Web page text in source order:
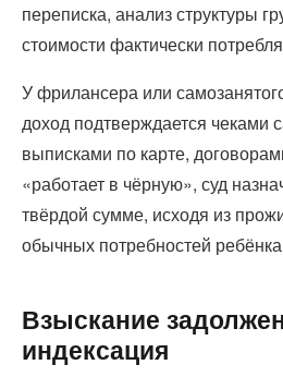
переписка, анализ структуры
стоимости фактически
У фрилансера или
доход подтверждается чеками
выписками по карте,
«работает в чёрную», суд
твёрдой сумме, исходя из
обычных потребностей
Взыскание
индексация